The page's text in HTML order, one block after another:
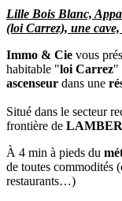
Lille Bois Blanc,
(loi Carrez), une cave,
Immo & Cie vous
habitable "loi Carrez"
ascenseur dans une
Situé dans le secteur
frontière de
À 4 min à pieds du
de toutes commodités
restaurants…)